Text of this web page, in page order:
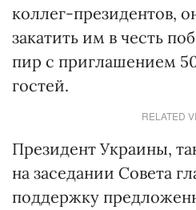
коллег-президентов,
закатить им в честь
пир с приглашением
гостей.
RELATED
Президент Украины,
на заседании Совета
поддержку